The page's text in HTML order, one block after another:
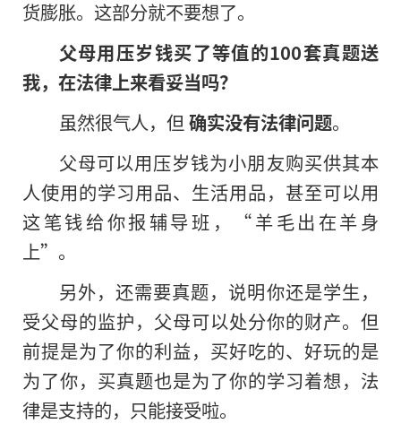
货膨胀。这部分就不要想了。
父母用压岁钱买了等值的100套真题送
我，在法律上来看妥当吗？
虽然很气人，但 确实没有法律问题。
父母可以用压岁钱为小朋友购买供其本
人使用的学习用品、生活用品，甚至可以用
这笔钱给你报辅导班，“羊毛出在羊身
上”。
另外，还需要真题，说明你还是学生，
受父母的监护，父母可以处分你的财产。但
前提是为了你的利益，买好吃的、好玩的是
为了你，买真题也是为了你的学习着想，法
律是支持的，只能接受啦。